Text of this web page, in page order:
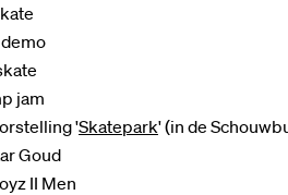
jam
'Skatepark' (in de
Goud
II Men